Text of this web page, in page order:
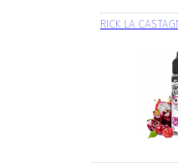
RICK LA